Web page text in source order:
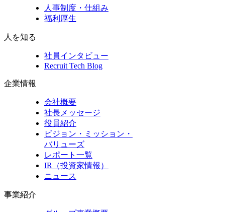
人事制度・仕組み
福利厚生
人を知る
社員インタビュー
Recruit Tech Blog
企業情報
会社概要
社長メッセージ
役員紹介
ビジョン・ミッション・
バリューズ
レポート一覧
IR（投資家情報）
ニュース
事業紹介